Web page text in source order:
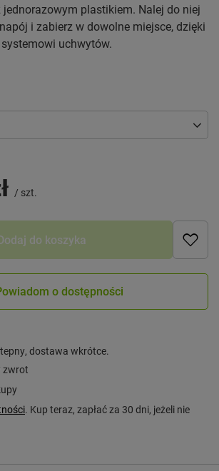
plastikiem. Nalej do niej
i zabierz w dowolne miejsce, dzięki
uchwytów.
/ szt.
do koszyka
o dostępności
dostawa wkrótce
zwrot
. Kup teraz, zapłać za 30 dni, jeżeli nie